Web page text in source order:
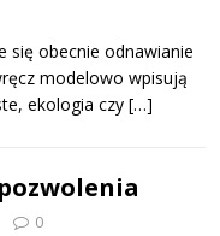
się obecnie odnawianie
modelowo wpisują
ekologia czy […]
0